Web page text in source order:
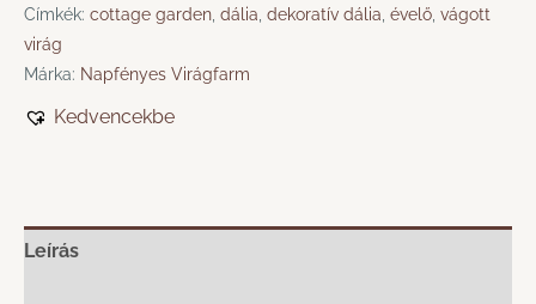
Címkék: cottage garden dália dekoratív dália évelő vágott
virág
Márka: Napfényes Virágfarm
Kedvencekbe
Leírás